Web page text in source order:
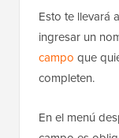
Esto te llevará
ingresar un
campo que
completen.
En el menú